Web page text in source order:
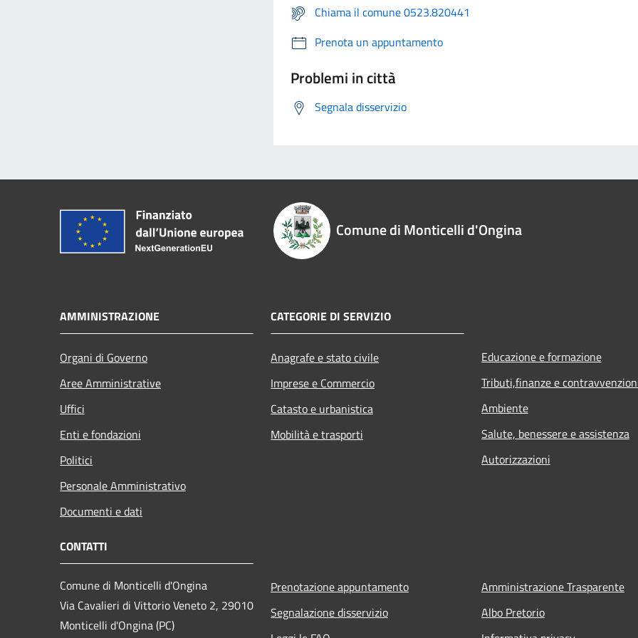
Chiama il comune 0523.820441
Prenota un appuntamento
Problemi in città
Segnala disservizio
Comune di Monticelli d'Ongina
AMMINISTRAZIONE
Organi di Governo
Aree Amministrative
Uffici
Enti e fondazioni
Politici
Personale Amministrativo
Documenti e dati
CATEGORIE DI SERVIZIO
Anagrafe e stato civile
Imprese e Commercio
Catasto e urbanistica
Mobilità e trasporti
Educazione e formazione
Tributi,finanze e
Ambiente
Salute, benessere e assistenza
Autorizzazioni
CONTATTI
Comune di Monticelli d'Ongina
Via Cavalieri di Vittorio Veneto 2, 29010
Monticelli d'Ongina (PC)
Prenotazione appuntamento
Segnalazione disservizio
Amministrazione Trasparente
Albo Pretorio